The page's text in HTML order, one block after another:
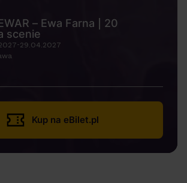
– Ewa Farna | 20
scenie
29.04.2027
Kup na eBilet.pl